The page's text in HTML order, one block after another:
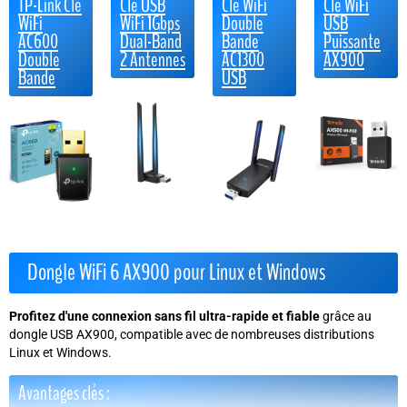
TP-Link Clé
WiFi
AC600
Double
Bande
Clé USB
WiFi 1Gbps
Dual-Band
2 Antennes
Clé WiFi
Double
Bande
AC1300
USB
Clé WiFi
USB
Puissante
AX900
Dongle WiFi 6 AX900 pour Linux et Windows
Profitez d'une connexion sans fil ultra-rapide et fiablegrâce au
dongle USB AX900, compatible avec de nombreuses distributions
Linux et Windows.
Avantages clés :